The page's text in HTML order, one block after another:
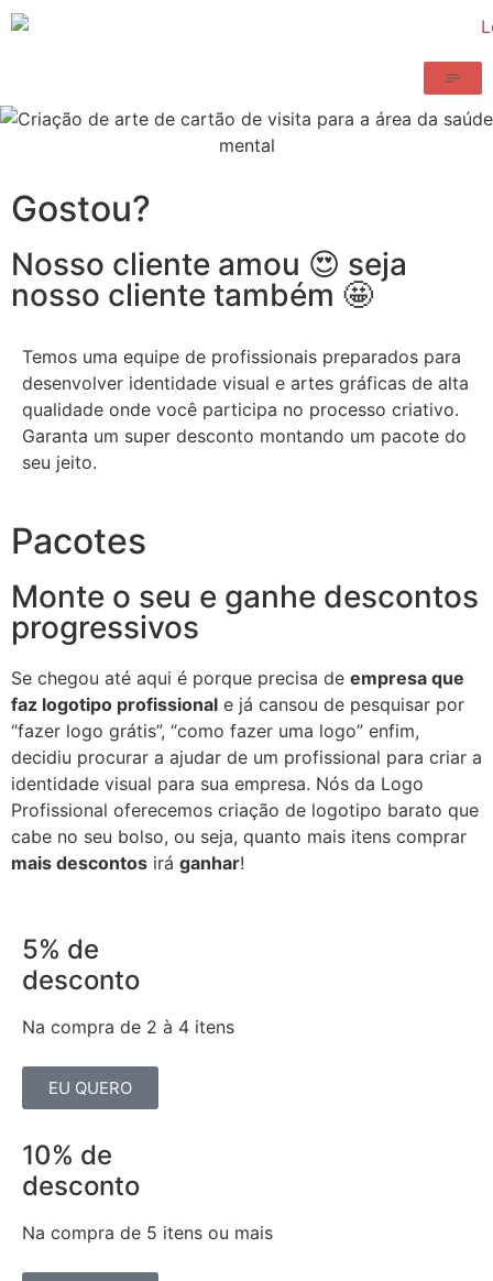
Gostou?
Nosso cliente amou 😍 seja
nosso cliente também 🤩
Temos uma equipe de profissionais preparados para
desenvolver identidade visual e artes gráficas de alta
qualidade onde você participa no processo criativo.
Garanta um super desconto montando um pacote do
seu jeito.
Pacotes
Monte o seu e ganhe descontos
progressivos
Se chegou até aqui é porque precisa de empresa que
faz logotipo profissional e já cansou de pesquisar por
“fazer logo grátis”, “como fazer uma logo” enfim,
decidiu procurar a ajudar de um profissional para criar a
identidade visual para sua empresa. Nós da Logo
Profissional oferecemos criação de logotipo barato que
cabe no seu bolso, ou seja, quanto mais itens comprar
mais descontos irá ganhar!
5% de
desconto
Na compra de 2 à 4 itens
EU QUERO
10% de
desconto
Na compra de 5 itens ou mais